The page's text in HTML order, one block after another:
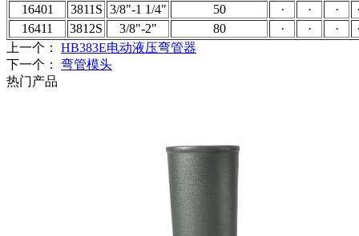
16401
3811S 3/8"-1 1/4" 50 · · ·
16411
3812S 3/8"-2" 80 · · ·
上一个： HB383E电动液压弯管器
下一个： 弯管模头
热门产品